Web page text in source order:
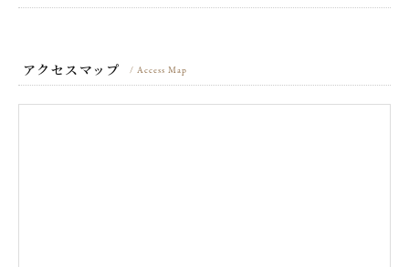
アクセスマップ / Access Map